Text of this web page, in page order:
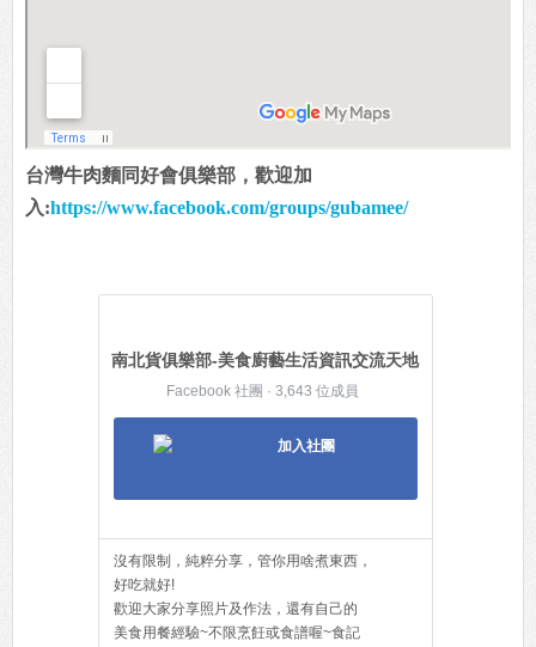
台灣牛肉麵同好會俱樂部，歡迎加
入:https://www.facebook.com/groups/gubamee/
南北貨俱樂部-美食廚藝生活資訊交流天地
Facebook 社團 · 3,643 位成員
加入社團
沒有限制，純粹分享，管你用啥煮東西，
好吃就好!
歡迎大家分享照片及作法，還有自己的
美食用餐經驗~不限烹飪或食譜喔~食記